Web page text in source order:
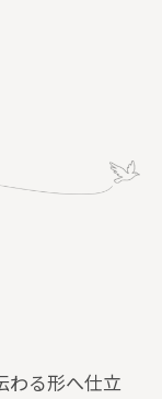
わる形へ仕立